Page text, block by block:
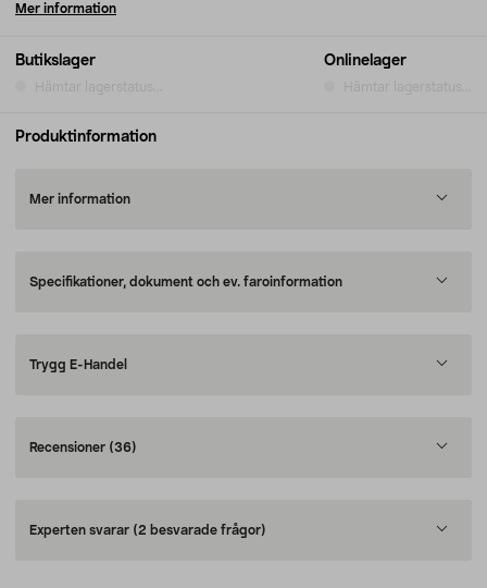
Butikslager
Hämtar lagerstatus...
Onlinelager
Hämtar lagerstatus...
Mer information
Produktinformation
Mer information
Specifikationer, dokument och ev. faroinformation
Trygg E-Handel
Recensioner (36)
Experten svarar (2 besvarade frågor)